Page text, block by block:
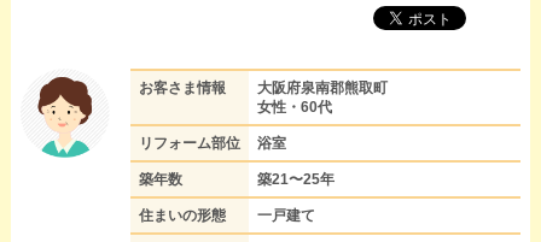
お客さま情報
大阪府泉南郡熊取町
女性・60代
リフォーム部位 浴室
築年数 築21〜25年
住まいの形態 一戸建て